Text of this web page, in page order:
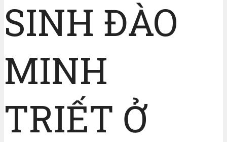
SINH ĐÀO
MINH
TRIẾT Ở